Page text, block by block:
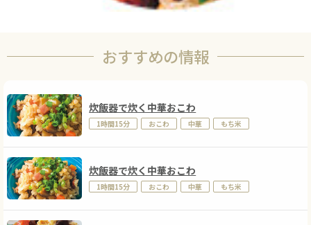
おすすめの情報
炊飯器で炊く中華おこわ
1時間15分 おこわ 中華 もち米
炊飯器で炊く中華おこわ
1時間15分 おこわ 中華 もち米